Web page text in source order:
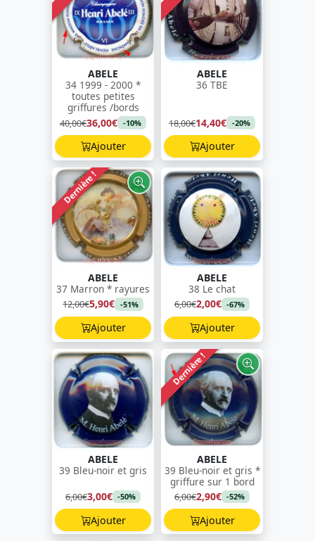
ABELE
34 1999 - 2000 *
toutes petites
griffures /bords
40,00€36,00€ -10%
Ajouter
ABELE
36 TBE
18,00€14,40€ -20%
Ajouter
Dernière !
ABELE
37 Marron * rayures
12,00€5,90€ -51%
Ajouter
ABELE
38 Le chat
6,00€2,00€ -67%
Ajouter
ABELE
39 Bleu-noir et gris
6,00€3,00€ -50%
Ajouter
Dernière !
ABELE
39 Bleu-noir et gris *
griffure sur 1 bord
6,00€2,90€ -52%
Ajouter